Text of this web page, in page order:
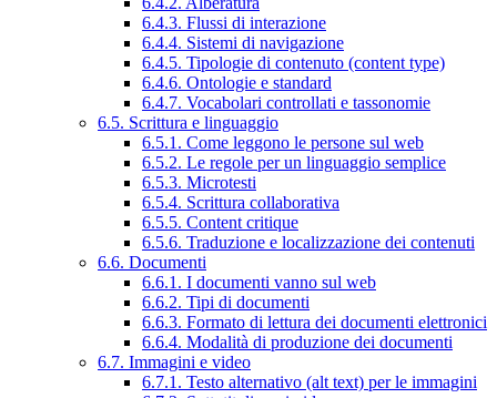
6.4.3. Flussi di interazione
6.4.4. Sistemi di navigazione
6.4.5. Tipologie di contenuto (content type)
6.4.6. Ontologie e standard
6.4.7. Vocabolari controllati e tassonomie
6.5. Scrittura e linguaggio
6.5.1. Come leggono le persone sul web
6.5.2. Le regole per un linguaggio semplice
6.5.3. Microtesti
6.5.4. Scrittura collaborativa
6.5.5. Content critique
6.5.6. Traduzione e localizzazione dei contenuti
6.6. Documenti
6.6.1. I documenti vanno sul web
6.6.2. Tipi di documenti
6.6.3. Formato di lettura dei documenti elettronici
6.6.4. Modalità di produzione dei documenti
6.7. Immagini e video
6.7.1. Testo alternativo (alt text) per le immagini